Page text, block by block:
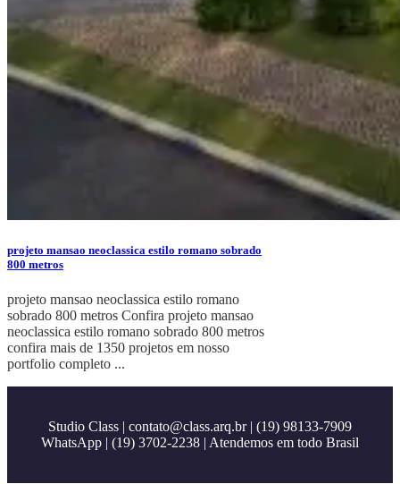
projeto mansao neoclassica estilo romano sobrado
800 metros
projeto mansao neoclassica estilo romano
sobrado 800 metros Confira projeto mansao
neoclassica estilo romano sobrado 800 metros
confira mais de 1350 projetos em nosso
portfolio completo ...
Studio Class | contato@class.arq.br| (19) 98133-7909
WhatsApp | (19) 3702-2238 | Atendemos em todo Brasil